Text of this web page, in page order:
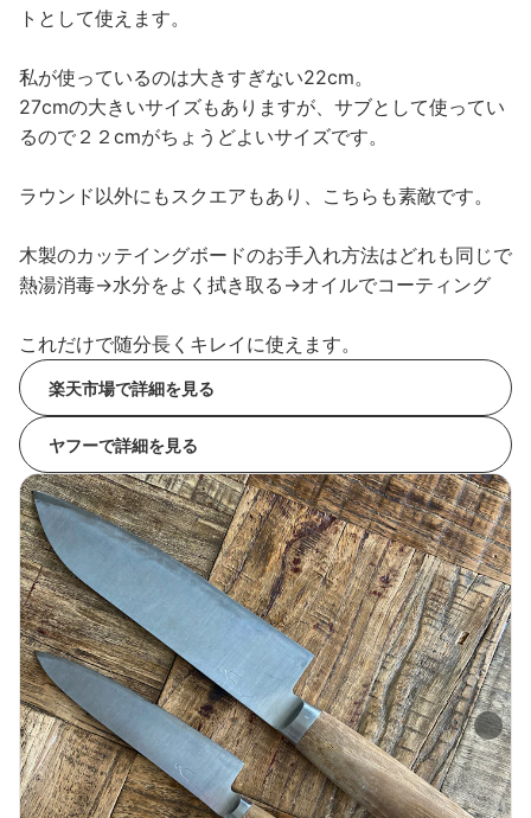
トとして使えます。
私が使っているのは大きすぎない22cm。
27cmの大きいサイズもありますが、サブとして使ってい
るので２２cmがちょうどよいサイズです。
ラウンド以外にもスクエアもあり、こちらも素敵です。
木製のカッテイングボードのお手入れ方法はどれも同じで
熱湯消毒→水分をよく拭き取る→オイルでコーティング
これだけで随分長くキレイに使えます。
楽天市場で詳細を見る
ヤフーで詳細を見る